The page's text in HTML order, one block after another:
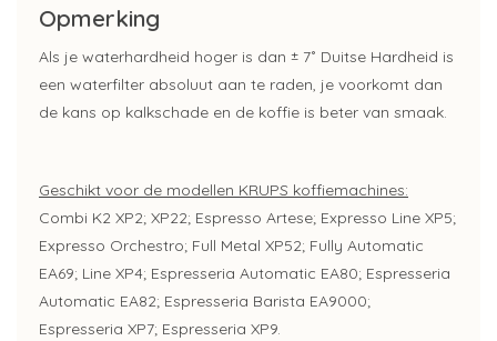
Opmerking
Als je waterhardheid hoger is dan ± 7˚ Duitse Hardheid is
een waterfilter absoluut aan te raden, je voorkomt dan
de kans op kalkschade en de koffie is beter van smaak.
Geschikt voor de modellen KRUPS koffiemachines:
Combi K2 XP2; XP22; Espresso Artese; Expresso Line XP5;
Expresso Orchestro; Full Metal XP52; Fully Automatic
EA69; Line XP4; Espresseria Automatic EA80; Espresseria
Automatic EA82; Espresseria Barista EA9000;
Espresseria XP7; Espresseria XP9.